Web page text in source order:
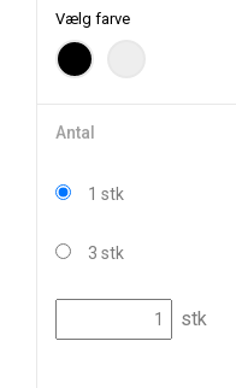
Vælg farve
Antal
1 stk
3 stk
stk